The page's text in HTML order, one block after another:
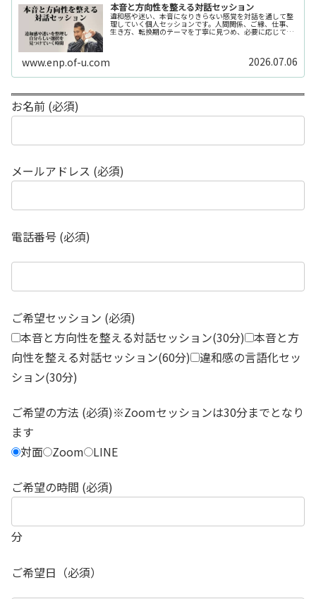
本音と方向性を整える対話セッション
違和感や迷い、本音になりきらない感覚を対話を通して整
理していく個人セッションです。人間関係、ご縁、仕事、
生き方、転換期のテーマを丁寧に見つめ、必要に応じてカ
www.enp.of-u.com 2026.07.06
お名前 (必須)
メールアドレス (必須)
電話番号 (必須)
ご希望セッション (必須)
本音と方向性を整える対話セッション(30分) 本音と方
向性を整える対話セッション(60分) 違和感の言語化セッ
ション(30分)
ご希望の方法 (必須)※Zoomセッションは30分までとなり
ます
対面 Zoom LINE
ご希望の時間 (必須)
分
ご希望日（必須）